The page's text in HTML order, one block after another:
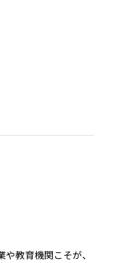
教育機関こそが、